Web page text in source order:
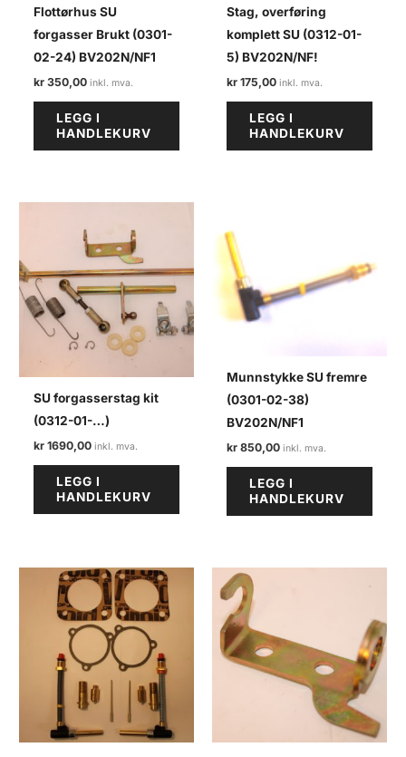
Flottørhus SU
forgasser Brukt (0301-
02-24) BV202N/NF1
kr 350,00
LEGG I
HANDLEKURV
Stag, overføring
komplett SU (0312-01-
5) BV202N/NF!
kr 175,00
LEGG I
HANDLEKURV
SU forgasserstag kit
(0312-01-…)
kr 1690,00
LEGG I
HANDLEKURV
Munnstykke SU fremre
(0301-02-38)
BV202N/NF1
kr 850,00
LEGG I
HANDLEKURV